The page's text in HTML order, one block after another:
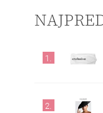
1.
2.